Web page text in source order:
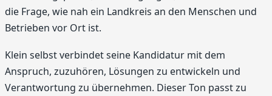
die Frage, wie nah ein Landkreis an den Menschen und
Betrieben vor Ort ist.
Klein selbst verbindet seine Kandidatur mit dem
Anspruch, zuzuhören, Lösungen zu entwickeln und
Verantwortung zu übernehmen. Dieser Ton passt zu